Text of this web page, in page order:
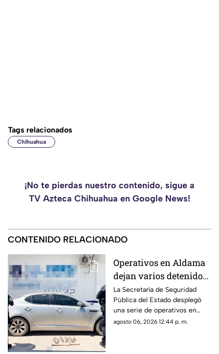
Tags relacionados
Chihuahua
¡No te pierdas nuestro contenido, sigue a
TV Azteca Chihuahua en Google News!
CONTENIDO RELACIONADO
Operativos en Aldama
dejan varios detenidos
y aseguran vehículo
robado con
ponchallantas
La Secretaría de Seguridad
Pública del Estado desplegó
una serie de operativos en
distintos sectores de Aldama.
agosto 06, 2026 12:44 p. m.